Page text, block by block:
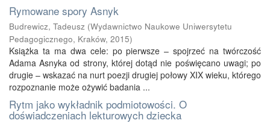
Rymowane spory Asnyk
Budrewicz, Tadeusz (Wydawnictwo Naukowe Uniwersytetu
Pedagogicznego, Kraków, 2015)
Książka ta ma dwa cele: po pierwsze – spojrzeć na twórczość
Adama Asnyka od strony, której dotąd nie poświęcano uwagi; po
drugie – wskazać na nurt poezji drugiej połowy XIX wieku, którego
rozpoznanie może ożywić badania ...
Rytm jako wykładnik podmiotowości. O
doświadczeniach lekturowych dziecka